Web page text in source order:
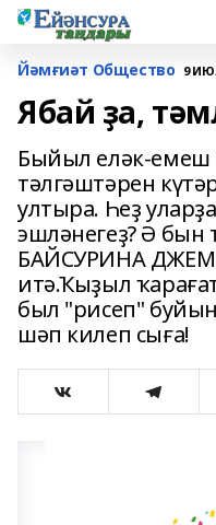
Йәмғиәт Общество 9
Ябай ҙа,
Быйыл еләк-емеш
тәлгәштәрен
ултыра. Һеҙ
эшләнегеҙ? Ә
БАЙСУРИНА ДЖЕМ
итә.Ҡыҙыл
был "рисеп"
шәп килеп сыға!